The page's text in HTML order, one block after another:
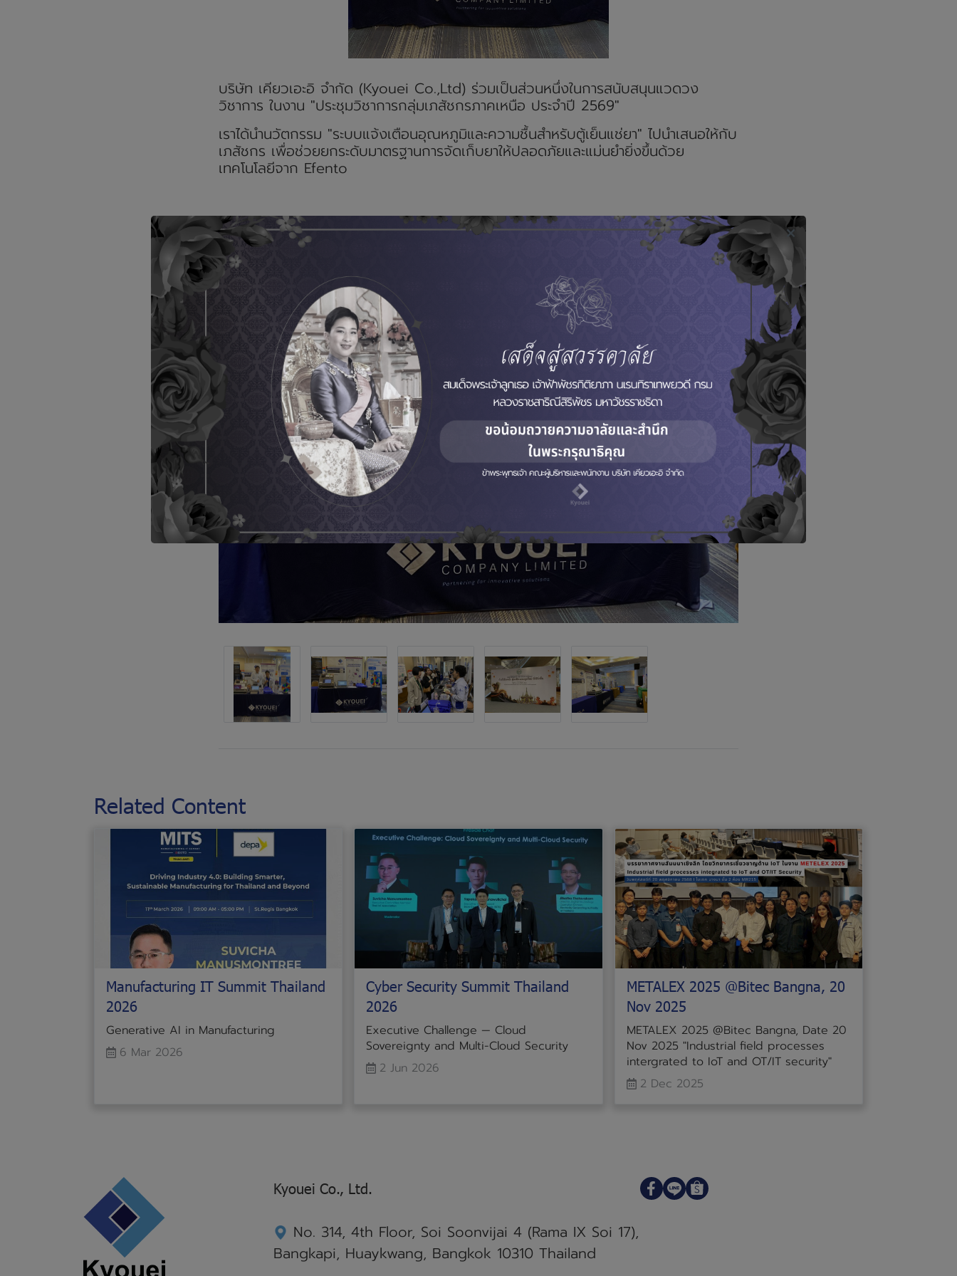
บริษัท เคียวเอะอิ จำกัด (Kyouei Co.,Ltd) ร่วมเป็นส่วนหนึ่งในการสนับสนุนแวดวง
วิชาการ ในงาน "ประชุมวิชาการกลุ่มเภสัชกรภาคเหนือ ประจำปี 2569"
เราได้นำนวัตกรรม "ระบบแจ้งเตือนอุณหภูมิและความชื้นสำหรับตู้เย็นแช่ยา" ไปนำเสนอให้กับ
เภสัชกร เพื่อช่วยยกระดับมาตรฐานการจัดเก็บยาให้ปลอดภัยและแม่นยำยิ่งขึ้นด้วย
เทคโนโลยีจาก Efento
Related Content
Manufacturing IT Summit Thailand
2026
Generative AI in Manufacturing
6 Mar 2026
Cyber Security Summit Thailand
2026
Executive Challenge — Cloud
Sovereignty and Multi-Cloud Security
2 Jun 2026
METALEX 2025 @Bitec Bangna, 20
Nov 2025
METALEX 2025 @Bitec Bangna, Date 20
Nov 2025 "Industrial field processes
intergrated to IoT and OT/IT security"
2 Dec 2025
Kyouei Co., Ltd.
No. 314, 4th Floor, Soi Soonvijai 4 (Rama IX Soi 17),
Bangkapi, Huaykwang, Bangkok 10310 Thailand